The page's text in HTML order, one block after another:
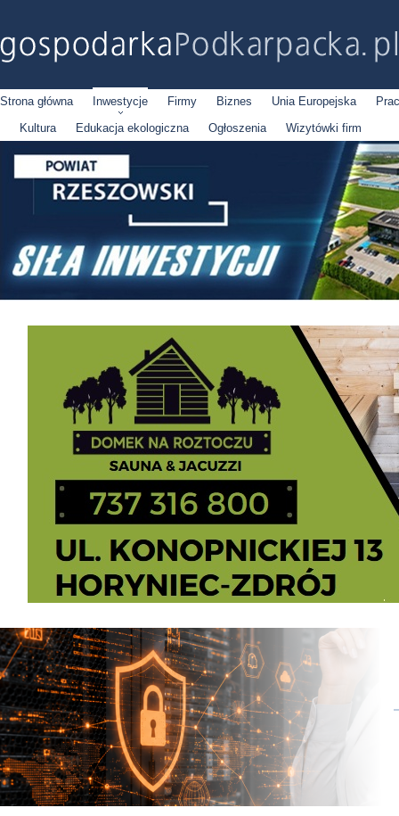
Strona główna Inwestycje Firmy Biznes Unia Europejska
Kultura
Edukacja ekologiczna Ogłoszenia Wizytówki firm